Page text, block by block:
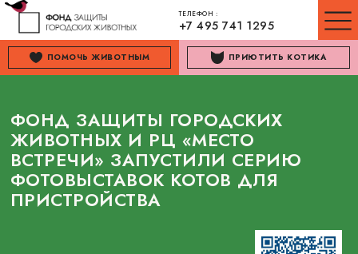
ТЕЛЕФОН :
+7 495 741 1295
ПОМОЧЬ ЖИВОТНЫМ ПРИЮТИТЬ КОТИКА
ФОНД ЗАЩИТЫ ГОРОДСКИХ
ЖИВОТНЫХ И РЦ «МЕСТО
ВСТРЕЧИ» ЗАПУСТИЛИ СЕРИЮ
ФОТОВЫСТАВОК КОТОВ ДЛЯ
ПРИСТРОЙСТВА